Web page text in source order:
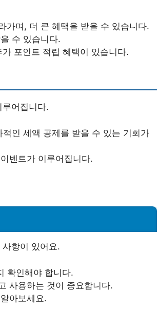
가며, 더 큰 혜택을 받을 수 있습니다.
수 있습니다.
포인트 적립 혜택이 있습니다.
어집니다.
인 세액 공제를 받을 수 있는 기회가
벤트가 이루어집니다.
항이 있어요.
확인해야 합니다.
사용하는 것이 중요합니다.
아보세요.